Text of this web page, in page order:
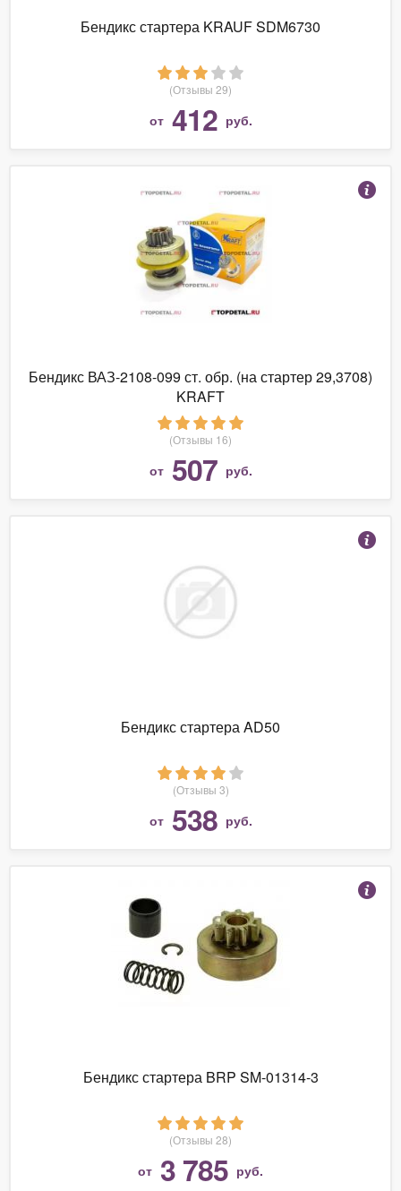
Бендикс стартера KRAUF SDM6730
(Отзывы 29)
от 412 руб.
Бендикс ВАЗ-2108-099 ст. обр. (на стартер 29,3708)
KRAFT
(Отзывы 16)
от 507 руб.
Бендикс стартера AD50
(Отзывы 3)
от 538 руб.
Бендикс стартера BRP SM-01314-3
(Отзывы 28)
от 3 785 руб.